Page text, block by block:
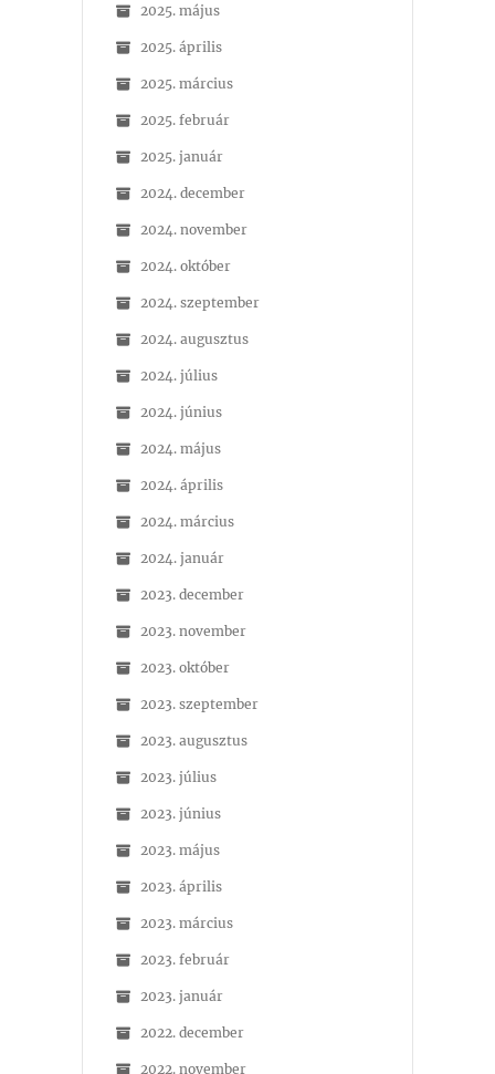
2025. május
2025. április
2025. március
2025. február
2025. január
2024. december
2024. november
2024. október
2024. szeptember
2024. augusztus
2024. július
2024. június
2024. május
2024. április
2024. március
2024. január
2023. december
2023. november
2023. október
2023. szeptember
2023. augusztus
2023. július
2023. június
2023. május
2023. április
2023. március
2023. február
2023. január
2022. december
2022. november